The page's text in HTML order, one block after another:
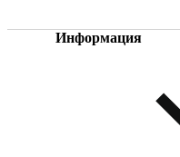
Информация